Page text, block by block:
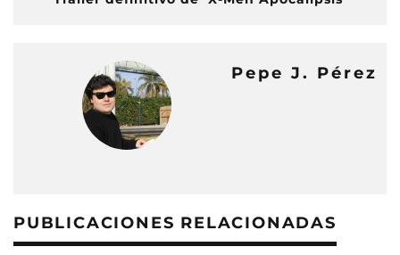
Pepe J. Pérez
PUBLICACIONES RELACIONADAS